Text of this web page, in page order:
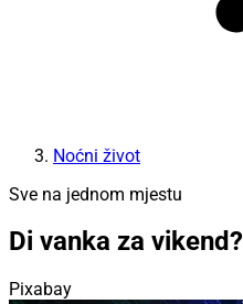
Noćni život
Sve na jednom mjestu
Di vanka za vikend?
Pixabay